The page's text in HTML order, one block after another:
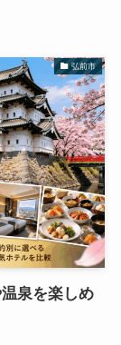
弘前市
泉を楽しめ